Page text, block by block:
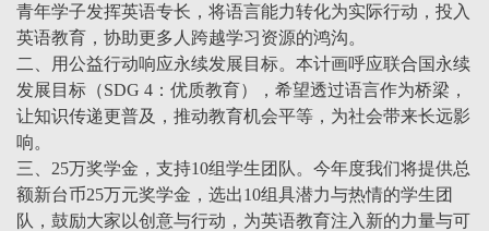
青年学子发挥英语专长，将语言能力转化为实际行动，投入
英语教育，协助更多人跨越学习资源的鸿沟。
二、用公益行动响应永续发展目标。本计画呼应联合国永续
发展目标（SDG 4：优质教育），希望透过语言作为桥梁，
让知识传递更普及，推动教育机会平等，为社会带来长远影
响。
三、25万奖学金，支持10组学生团队。今年度我们将提供总
额新台币25万元奖学金，选出10组具潜力与热情的学生团
队，鼓励大家以创意与行动，为英语教育注入新的力量与可